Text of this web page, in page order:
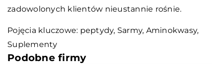
zadowolonych klientów nieustannie rośnie.
Pojęcia kluczowe: peptydy, Sarmy, Aminokwasy,
Suplementy
Podobne firmy